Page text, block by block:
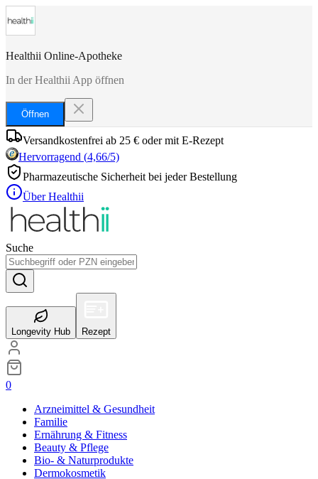
Healthii Online-Apotheke
In der Healthii App öffnen
Öffnen
Versandkostenfrei ab 25 € oder mit E-Rezept
Hervorragend (4,66/5)
Pharmazeutische Sicherheit bei jeder Bestellung
Über Healthii
Suche
Longevity Hub Rezept
0
Arzneimittel & Gesundheit
Familie
Ernährung & Fitness
Beauty & Pflege
Bio- & Naturprodukte
Dermokosmetik